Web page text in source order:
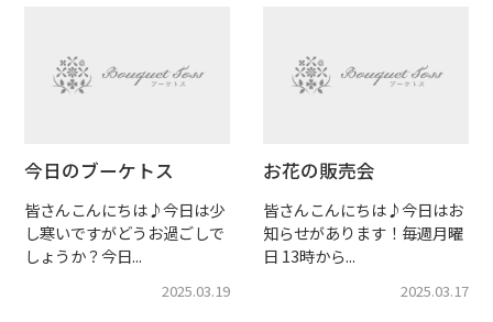
今日のブーケトス
皆さんこんにちは♪今日は少
し寒いですがどうお過ごしで
しょうか？今日...
2025.03.19
お花の販売会
皆さんこんにちは♪今日はお
知らせがあります！毎週月曜
日 13時から...
2025.03.17